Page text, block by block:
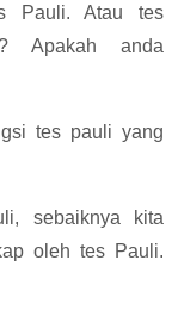
Pauli. Atau tes
Apakah anda
tes pauli yang
sebaiknya kita
oleh tes Pauli.